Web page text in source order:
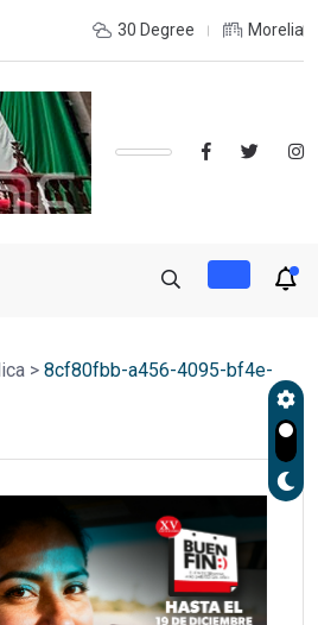
TEJIDO SOCIAL, INVITA RECTORA
30 Degree Morelia
> 8cf80fbb-a456-4095-bf4e-